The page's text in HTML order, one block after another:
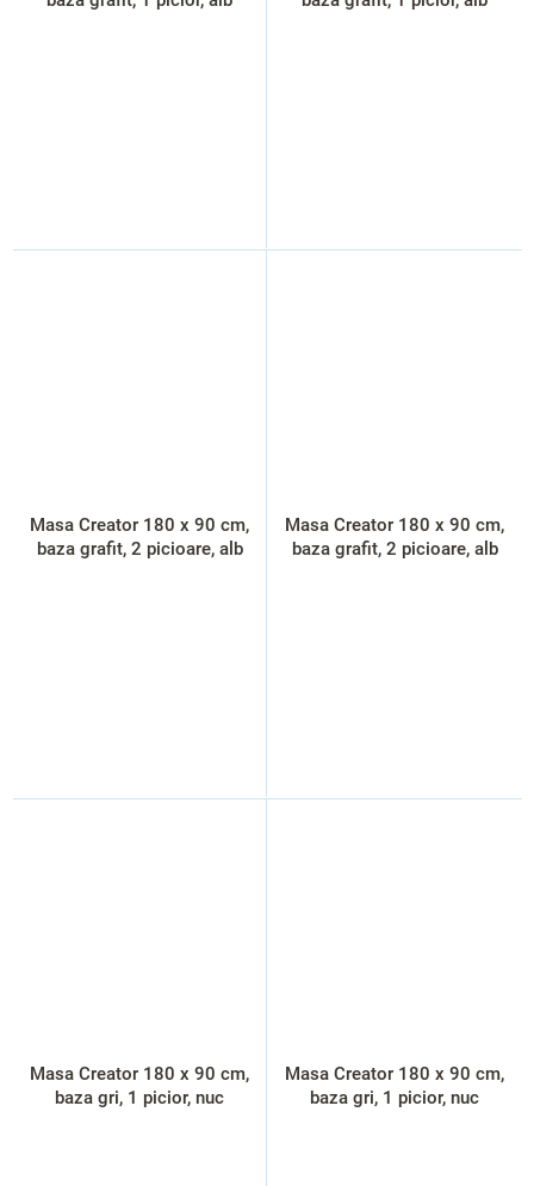
Masa Creator 180 x 90 cm,
baza grafit, 2 picioare, alb
Masa Creator 180 x 90 cm,
baza grafit, 2 picioare, alb
Masa Creator 180 x 90 cm,
baza gri, 1 picior, nuc
Masa Creator 180 x 90 cm,
baza gri, 1 picior, nuc